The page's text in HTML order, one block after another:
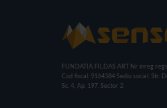
FUNDATIA FILDAS ART Nr inreg
Cod fiscal: 9164384 Sediu social: Str.
Sc. 4, Ap. 197, Sector 2